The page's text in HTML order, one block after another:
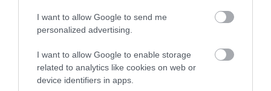
I want to allow Google to send me
personalized advertising.
I want to allow Google to enable storage
related to analytics like cookies on web or
device identifiers in apps.